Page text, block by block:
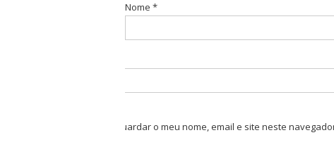
Nome *
Guardar o meu nome, email e site neste